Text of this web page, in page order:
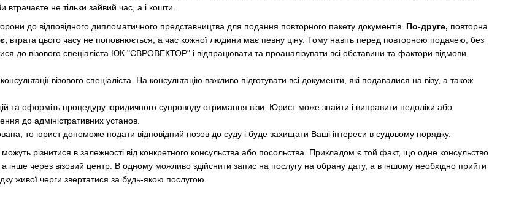
не тільки зайвий час, а і кошти.
до відповідного дипломатичного представництва для подання повторного пакету документів. По-друге, повторна
втрата цього часу не поповнюється, а час кожної людини має певну ціну. Тому навіть перед повторною подачею, без
до візового спеціаліста ЮК "ЄВРОВЕКТОР" і відпрацювати та проаналізувати всі обставини та фактори відмови.
візового спеціаліста. На консультацію важливо підготувати всі документи, які подавалися на візу, а також
та оформіть процедуру юридичного супроводу отримання візи. Юрист може знайти і виправити недоліки або
до адміністративних установ.
то юрист допоможе подати відповідний позов до суду і буде захищати Ваші інтереси в судовому порядку.
різнитися в залежності від конкретного консульства або посольства. Прикладом є той факт, що одне консульство
інше через візовий центр. В одному можливо здійснити запис на послугу на обрану дату, а в іншому необхідно прийти
живої черги звертатися за будь-якою послугою.